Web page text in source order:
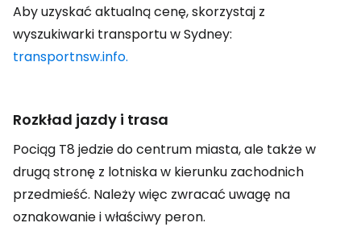
Aby uzyskać aktualną cenę, skorzystaj z
wyszukiwarki transportu w Sydney:
transportnsw.info.
Rozkład jazdy i trasa
Pociąg T8 jedzie do centrum miasta, ale także w
drugą stronę z lotniska w kierunku zachodnich
przedmieść. Należy więc zwracać uwagę na
oznakowanie i właściwy peron.